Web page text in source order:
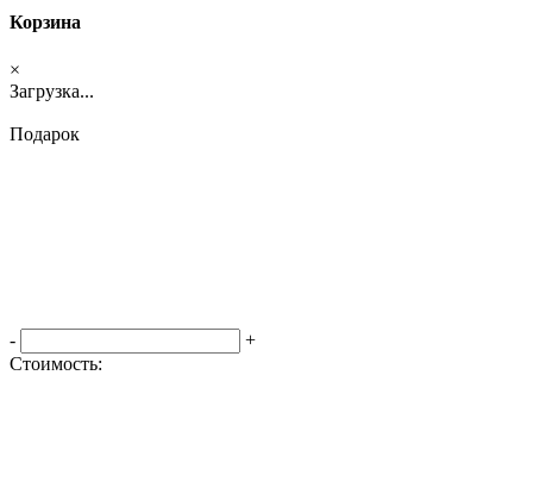
Корзина
×
Загрузка...
Подарок
-
+
Стоимость: